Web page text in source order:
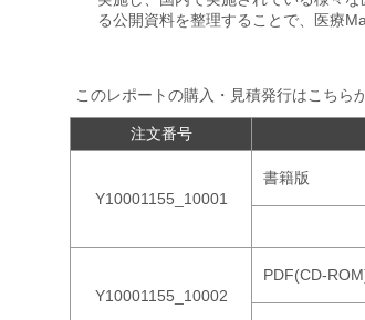
る公開資料を整理することで、医療
このレポートの購入・見積発行はこちら
注文番号
Y10001155_10001
書籍版
Y10001155_10002
PDF(CD-